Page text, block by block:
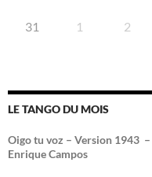
31 1 2
LE TANGO DU MOIS
Oigo tu voz – Version 1943 –
Enrique Campos